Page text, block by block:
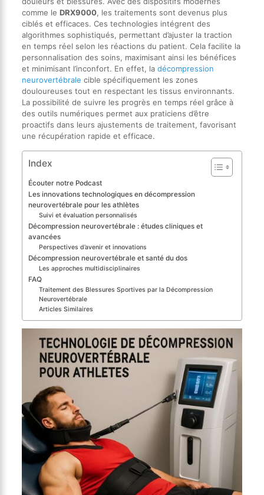
comme le DRX9000, les traitements sont devenus plus
ciblés et efficaces. Ces technologies intégrent des
algorithmes sophistiqués, permettant d’ajuster la traction
en temps réel selon les réactions du patient. Cela facilite la
personnalisation des soins, maximisant ainsi les bénéfices
et minimisant l’inconfort. En effet, la décompression
neurovertébrale cible spécifiquement les zones
douloureuses tout en respectant les tissus environnants.
La possibilité de suivre les progrès en temps réel grâce à
des outils numériques permet aux praticiens d’être
proactifs dans leurs ajustements de traitement, favorisant
une récupération rapide et efficace.
Index
Écouter notre Podcast
Les innovations technologiques en décompression
neurovertébrale pour les athlètes
Suivi et évaluation personnalisés
Décompression neurovertébrale : études cliniques et
avancées
Perspectives d’avenir et innovations
Décompression neurovertébrale et santé du dos
Les approches multidisciplinaires
FAQ
Traitement des Blessures Sportives par la Décompression
Neurovertébrale
Articles Similaires